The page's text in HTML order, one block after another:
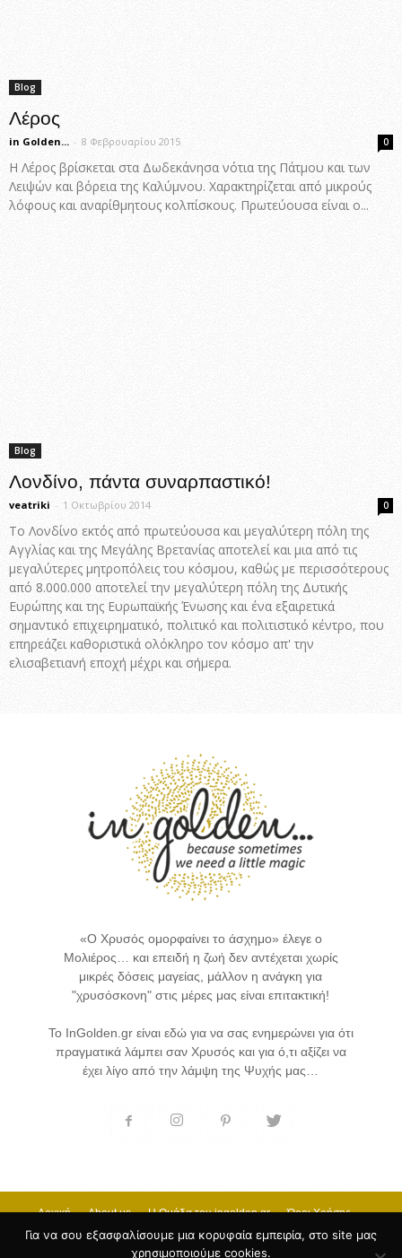
Blog
Λέρος
in Golden... - 8 Φεβρουαρίου 2015 0
Η Λέρος βρίσκεται στα Δωδεκάνησα νότια της Πάτμου και των
Λειψών και βόρεια της Καλύμνου. Χαρακτηρίζεται από μικρούς
λόφους και αναρίθμητους κολπίσκους. Πρωτεύουσα είναι ο...
Blog
Λονδίνο, πάντα συναρπαστικό!
veatriki - 1 Οκτωβρίου 2014 0
Το Λονδίνο εκτός από πρωτεύουσα και μεγαλύτερη πόλη της
Αγγλίας και της Μεγάλης Βρετανίας αποτελεί και μια από τις
μεγαλύτερες μητροπόλεις του κόσμου, καθώς με περισσότερους
από 8.000.000 αποτελεί την μεγαλύτερη πόλη της Δυτικής
Ευρώπης και της Ευρωπαϊκής Ένωσης και ένα εξαιρετικά
σημαντικό επιχειρηματικό, πολιτικό και πολιτιστικό κέντρο, που
επηρεάζει καθοριστικά ολόκληρο τον κόσμο απ' την
ελισαβετιανή εποχή μέχρι και σήμερα.
«Ο Χρυσός ομορφαίνει το άσχημο» έλεγε ο
Μολιέρος… και επειδή η ζωή δεν αντέχεται χωρίς
μικρές δόσεις μαγείας, μάλλον η ανάγκη για
"χρυσόσκονη" στις μέρες μας είναι επιτακτική!
Το InGolden.gr είναι εδώ για να σας ενημερώνει για ότι
πραγματικά λάμπει σαν Χρυσός και για ό,τι αξίζει να
έχει λίγο από την λάμψη της Ψυχής μας…
Αρχική About us H Ομάδα του ingolden.gr
Όροι Χρήσης
Επικοινωνία
Για να σου εξασφαλίσουμε μια κορυφαία εμπειρία, στο site μας
χρησιμοποιούμε cookies.